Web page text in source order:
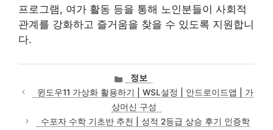
프로그램, 여가 활동 등을 통해 노인분들이 사회적
관계를 강화하고 즐거움을 찾을 수 있도록 지원합니
다.
카
테
고
리
정보
윈도우11 가상화 활용하기 | WSL설정 | 안드로이드앱 | 가
상머신 구성
수포자 수학 기초반 추천 | 성적 2등급 상승 후기 인증학